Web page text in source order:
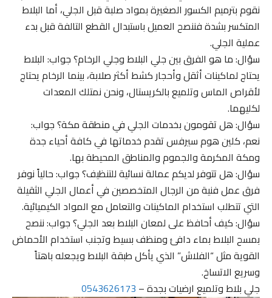
نقوم بترميم الكسور الصغيرة بمواد صلبة قبل الجلي، أما البلاط
المتكسر بشدة فننصح العميل باستبدال القطع التالفة قبل بدء
عملية الجلي.
سؤال: ما هو الفرق بين جلي البلاط وجلي الرخام؟ جواب: البلاط
يحتاج لماكينات أثقل وأحجار كشط أكثر صلابة، بينما الرخام يحتاج
لأقراص الماس وتلميع بالكريستال، ونحن نمتلك المعدات
لكليهما.
سؤال: هل تقومون بخدمات الجلي في منطقة مكة؟ جواب:
نعم، كلين هوم سيرفس تقدم خدماتها في كافة أحياء جدة
ومكة المكرمة والجموم والمناطق المحيطة بها.
سؤال: هل تتوفر لديكم عمالة نسائية للتنظيف؟ جواب: حالياً نوفر
فرق عمل فنية من الرجال المتخصصين في أعمال الجلي الثقيلة
التي تتطلب استخدام الماكينات والتعامل مع المواد الكيميائية.
سؤال: كيف أحافظ على لمعان البلاط بعد الجلي؟ جواب: ننصح
بمسح البلاط بماء دافئ ومنظف بسيط وتجنب استخدام الأحماض
القوية مثل “الفلاش” الذي يأكل طبقة البلاط ويجعله باهتاً
وسريع الاتساخ.
جلي بلاط وتلميع ارضيات بجدة –0543626173